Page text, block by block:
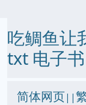
吃鲷鱼让
txt 电子
简体网页||